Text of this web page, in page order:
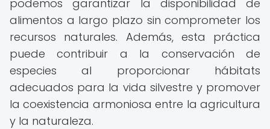
podemos garantizar la disponibilidad de
alimentos a largo plazo sin comprometer los
recursos naturales. Además, esta práctica
puede contribuir a la conservación de
especies al proporcionar hábitats
adecuados para la vida silvestre y promover
la coexistencia armoniosa entre la agricultura
y la naturaleza.